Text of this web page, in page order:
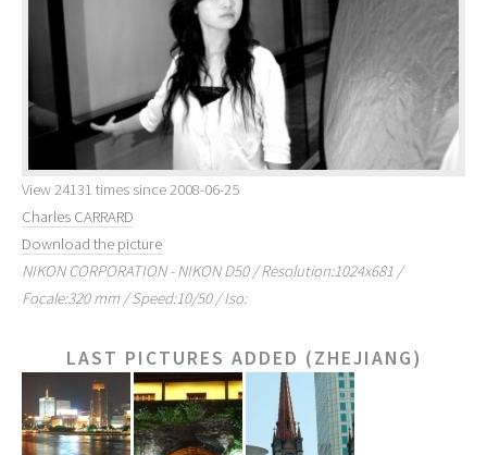
View 24131 times since 2008-06-25
Charles CARRARD
Download the picture
NIKON CORPORATION - NIKON D50 / Resolution:1024x681 /
Focale:320 mm / Speed:10/50 / Iso:
LAST PICTURES ADDED (ZHEJIANG)